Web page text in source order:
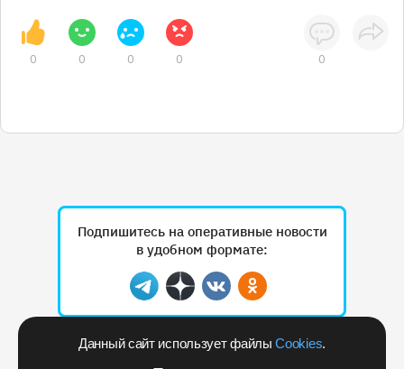
Данный сайт использует файлыCookies.
0 0 0 0 0
Подпишитесь на оперативные новости
в удобном формате:
Telegram
ДзенВконтактеОдноклассники
Рекламодателям